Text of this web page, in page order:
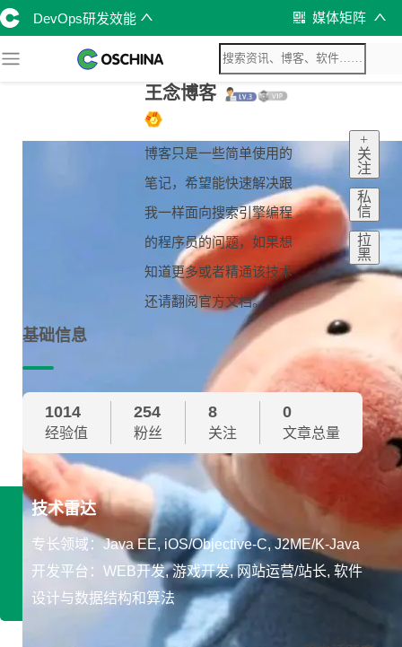
DevOps研发效能 媒体矩阵
王念博客
博客只是一些简单使用的
笔记，希望能快速解决跟
我一样面向搜索引擎编程
的程序员的问题，如果想
知道更多或者精通该技术
还请翻阅官方文档。
+
关
注
私
信
拉
黑
基础信息
1014
经验值
254
粉丝
8
关注
0
文章总量
技术雷达
专长领域：Java EE, iOS/Objective-C, J2ME/K-Java
开发平台：WEB开发, 游戏开发, 网站运营/站长, 软件
设计与数据结构和算法